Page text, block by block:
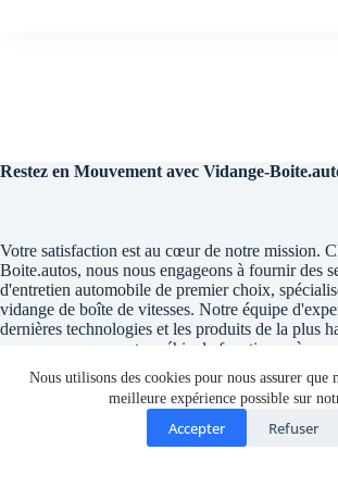
Nous utilisons des cookies pour nous assurer que
meilleure expérience possible sur
Accepter Refuser
Restez en Mouvement avec Vidange-
Votre satisfaction est au cœur de notre mission.
Boite.autos, nous nous engageons à fournir des
d'entretien automobile de premier choix,
vidange de boîte de vitesses. Notre équipe
dernières technologies et les produits de la plus
pour assurer que votre véhicule fonctionne à son